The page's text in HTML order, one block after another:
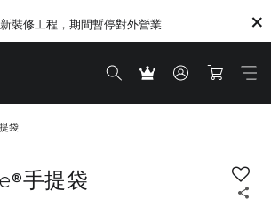
裝修工程，期間暫停對外營業
袋
手提袋